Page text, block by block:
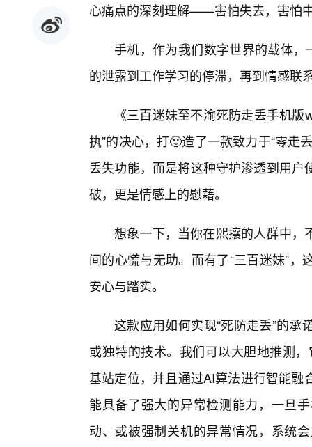
心痛点的深刻理解——害怕失去，害怕
手机，作为我们数字世界的载体，
的泄露到工作学习的停滞，再到情感联
《三百迷妹至不渝死防走丢手机
执”的决心，打🙂造了一款致力于“零走
丢失功能，而是将这种守护渗透到用
破，更是情感上的慰藉。
想象一下，当你在熙攘的人群中，
间的心慌与无助。而有了“三百迷妹”
安心与踏实。
这款应用如何实现“死防走丢”的
或独特的技术。我们可以大胆地推测
基站定位，并且通过AI算法进行智能
能具备了强大的异常检测能力，一旦
动、或被强制关机的异常情况，系统